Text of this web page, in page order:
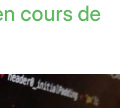
cours de